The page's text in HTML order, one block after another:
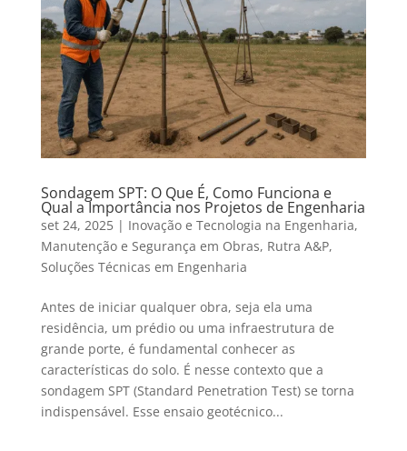
Sondagem SPT: O Que É, Como Funciona e
Qual a Importância nos Projetos de Engenharia
set 24, 2025| Inovação e Tecnologia na Engenharia,
Manutenção e Segurança em Obras, Rutra A&P,
Soluções Técnicas em Engenharia
Antes de iniciar qualquer obra, seja ela uma
residência, um prédio ou uma infraestrutura de
grande porte, é fundamental conhecer as
características do solo. É nesse contexto que a
sondagem SPT (Standard Penetration Test) se torna
indispensável. Esse ensaio geotécnico...